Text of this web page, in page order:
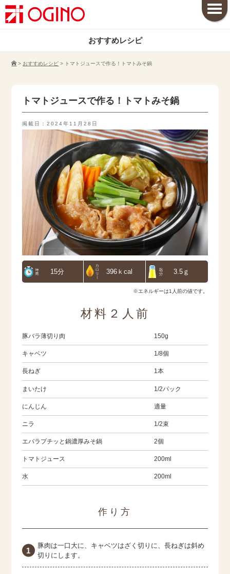
おすすめレシピ
> おすすめレシピ > トマトジュースで作る！トマトみそ鍋
トマトジュースで作る！トマトみそ鍋
掲載日：2024年11月28日
15分 396ｋcal 3.5ｇ
※エネルギーは1人前の値です。
材料２人前
豚バラ薄切り肉 150g
キャベツ 1/8個
長ねぎ 1本
まいたけ 1/2パック
にんじん 適量
ニラ 1/2束
エバラプチッと鍋濃厚みそ鍋 2個
トマトジュース 200ml
水 200ml
作り方
豚肉は一口大に、キャベツはざく切りに、長ねぎは斜め
切りにします。